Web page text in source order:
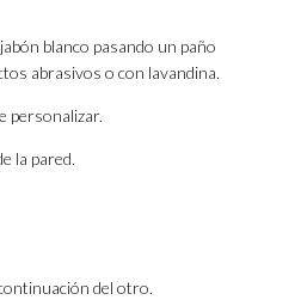
blanco pasando un paño
abrasivos o con lavandina.
personalizar.
la pared.
del otro.